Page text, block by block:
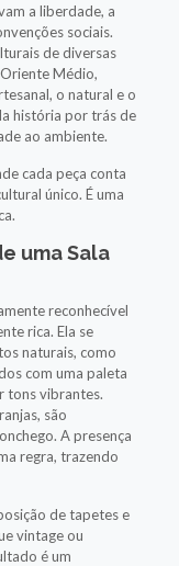
a liberdade, a
sociais.
de diversas
Médio,
o natural e o
história por trás de
ao ambiente.
cada peça conta
único. É uma
uma Sala
reconhecível
rica. Ela se
naturais, como
com uma paleta
tons vibrantes.
são
A presença
regra, trazendo
de tapetes e
vintage ou
é um